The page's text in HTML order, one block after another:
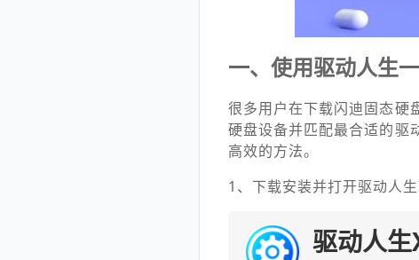
一、使用驱动人生
很多用户在下载闪迪固态硬
硬盘设备并匹配最合适的驱
高效的方法。
1、下载安装并打开驱动人生
驱动人生